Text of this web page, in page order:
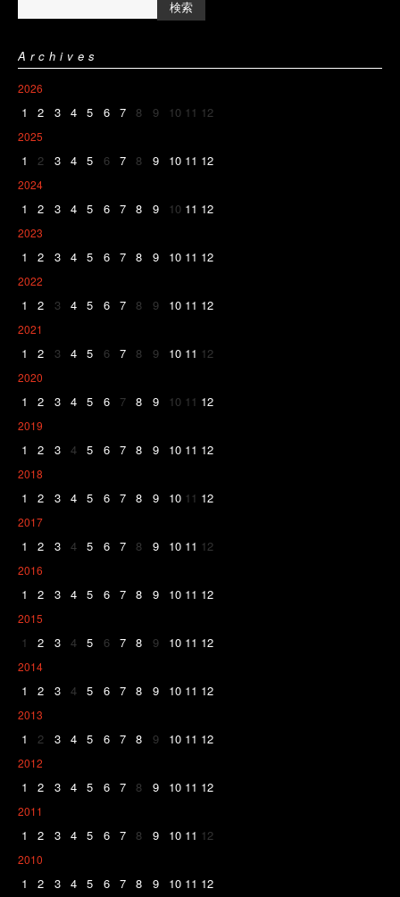
Archives
2026
1 2 3 4 5 6 7 8 9 10 11 12
2025
1 2 3 4 5 6 7 8 9 10 11 12
2024
1 2 3 4 5 6 7 8 9 10 11 12
2023
1 2 3 4 5 6 7 8 9 10 11 12
2022
1 2 3 4 5 6 7 8 9 10 11 12
2021
1 2 3 4 5 6 7 8 9 10 11 12
2020
1 2 3 4 5 6 7 8 9 10 11 12
2019
1 2 3 4 5 6 7 8 9 10 11 12
2018
1 2 3 4 5 6 7 8 9 10 11 12
2017
1 2 3 4 5 6 7 8 9 10 11 12
2016
1 2 3 4 5 6 7 8 9 10 11 12
2015
1 2 3 4 5 6 7 8 9 10 11 12
2014
1 2 3 4 5 6 7 8 9 10 11 12
2013
1 2 3 4 5 6 7 8 9 10 11 12
2012
1 2 3 4 5 6 7 8 9 10 11 12
2011
1 2 3 4 5 6 7 8 9 10 11 12
2010
1 2 3 4 5 6 7 8 9 10 11 12